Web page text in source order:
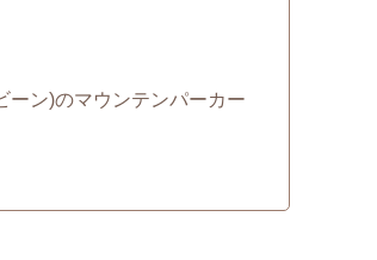
ーン)のマウンテンパーカー